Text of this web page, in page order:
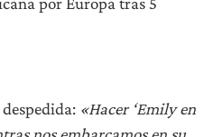
«Hacer ‘Emily en